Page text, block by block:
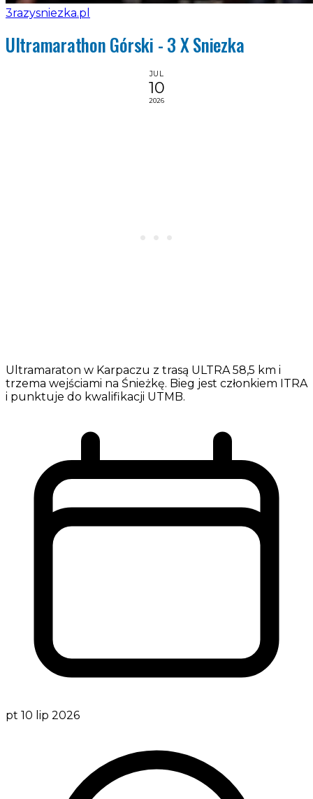
3razysniezka.pl
Ultramarathon Górski - 3 X Sniezka
JUL
10
2026
Ultramaraton w Karpaczu z trasą ULTRA 58,5 km i
trzema wejściami na Śnieżkę. Bieg jest członkiem ITRA
i punktuje do kwalifikacji UTMB.
pt 10 lip 2026